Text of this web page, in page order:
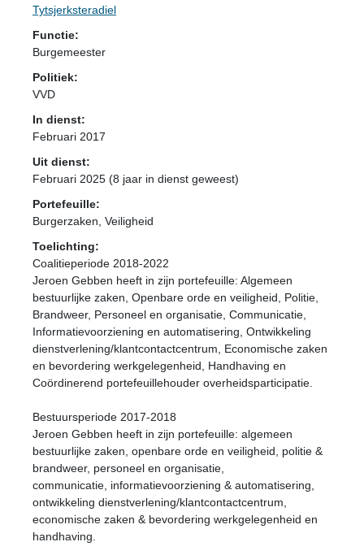
Tytsjerksteradiel
Functie:
Burgemeester
Politiek:
VVD
In dienst:
Februari 2017
Uit dienst:
Februari 2025 (8 jaar in dienst geweest)
Portefeuille:
Burgerzaken, Veiligheid
Toelichting:
Coalitieperiode 2018-2022
Jeroen Gebben heeft in zijn portefeuille: Algemeen
bestuurlijke zaken, Openbare orde en veiligheid, Politie,
Brandweer, Personeel en organisatie, Communicatie,
Informatievoorziening en automatisering, Ontwikkeling
dienstverlening/klantcontactcentrum, Economische zaken
en bevordering werkgelegenheid, Handhaving en
Coördinerend portefeuillehouder overheidsparticipatie.
Bestuursperiode 2017-2018
Jeroen Gebben heeft in zijn portefeuille: algemeen
bestuurlijke zaken, openbare orde en veiligheid, politie &
brandweer, personeel en organisatie,
communicatie, informatievoorziening & automatisering,
ontwikkeling dienstverlening/klantcontactcentrum,
economische zaken & bevordering werkgelegenheid en
handhaving.